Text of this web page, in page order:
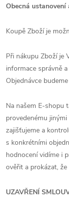
Obecná ustanovení
Koupě Zboží je
Při nákupu Zboží je
informace správně
Objednávce
Na našem E-shopu
provedenému
zajišťujeme a
s konkrétními
hodnocení vidíme i
ověřit a prokázat,
UZAVŘENÍ